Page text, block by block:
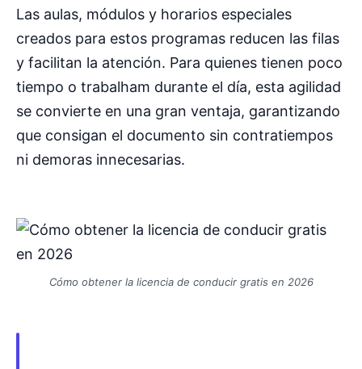
Las aulas, módulos y horarios especiales
creados para estos programas reducen las filas
y facilitan la atención. Para quienes tienen poco
tiempo o trabalham durante el día, esta agilidad
se convierte en una gran ventaja, garantizando
que consigan el documento sin contratiempos
ni demoras innecesarias.
Cómo obtener la licencia de conducir gratis en 2026